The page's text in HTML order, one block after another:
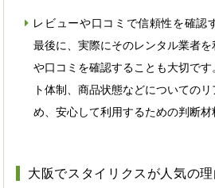
レビューや口コミで信頼性を確認
最後に、実際にそのレンタル業者
や口コミを確認することも大切で
ト体制、商品状態などについての
め、安心して利用するための判断材
大阪でスタイリクスが人気の理